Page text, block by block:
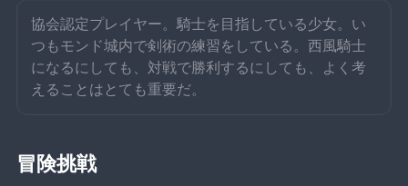
協会認定プレイヤー。騎士を目指している少女。い
つもモンド城内で剣術の練習をしている。西風騎士
になるにしても、対戦で勝利するにしても、よく考
えることはとても重要だ。
冒険挑戦